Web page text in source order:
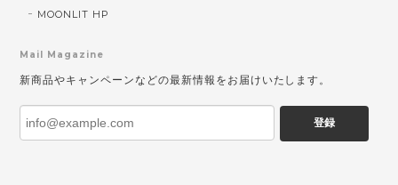
MOONLIT HP
Mail Magazine
新商品やキャンペーンなどの最新情報をお届けいたします。
登録